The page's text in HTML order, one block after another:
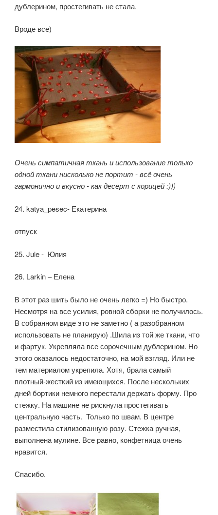
дублерином, простегивать не стала.
Вроде все)
Очень симпатичная ткань и использование только
одной ткани нисколько не портит - всё очень
гармонично и вкусно - как десерт с корицей :)))
24. katya_pesec- Екатерина
отпуск
25. Jule - Юлия
26. Larkin – Елена
В этот раз шить было не очень легко =) Но быстро.
Несмотря на все усилия, ровной сборки не получилось.
В собранном виде это не заметно ( а разобранном
использовать не планирую) .Шила из той же ткани, что
и фартук. Укрепляла все сорочечным дублерином. Но
этого оказалось недостаточно, на мой взгляд. Или не
тем материалом укрепила. Хотя, брала самый
плотный-жесткий из имеющихся. После нескольких
дней бортики немного перестали держать форму. Про
стежку. На машине не рискнула простегивать
центральную часть. Только по швам. В центре
разместила стилизованную розу. Стежка ручная,
выполнена мулине. Все равно, конфетница очень
нравится.
Спасибо.